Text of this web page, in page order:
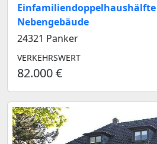
Nebengebäude
24321 Panker
VERKEHRSWERT
82.000 €